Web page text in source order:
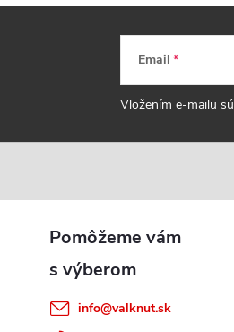
Email
Vložením e-mailu
info@valknut.sk